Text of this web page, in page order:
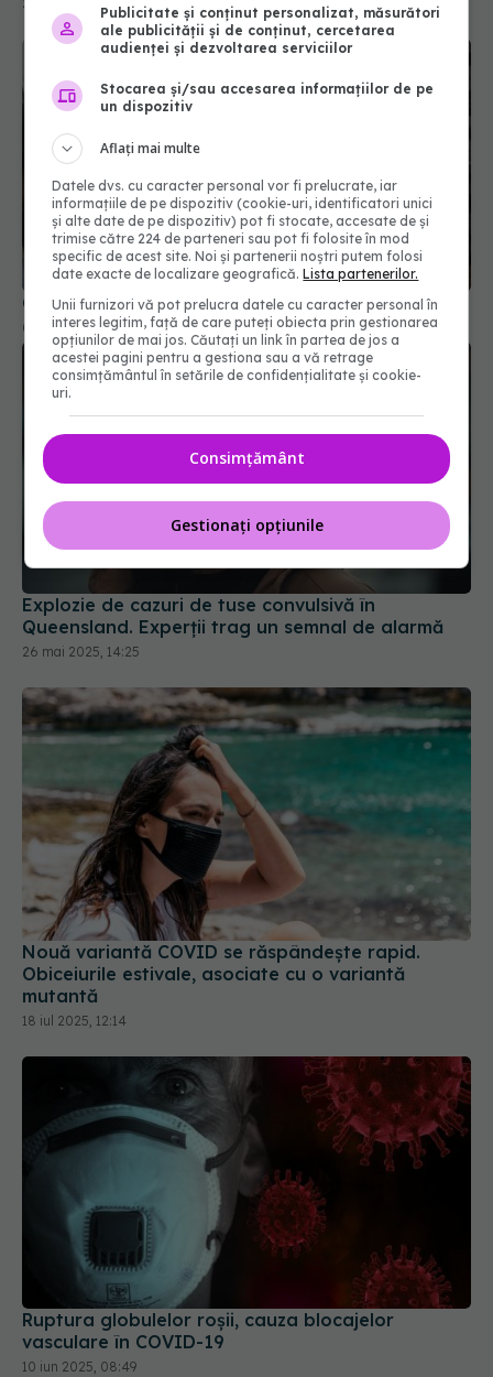
Cât de periculos este să stai pe vasul de toaletă
03 feb 2026, 11:04
Explozie de cazuri de tuse convulsivă în
Queensland. Experții trag un semnal de alarmă
26 mai 2025, 14:25
Nouă variantă COVID se răspândește rapid.
Obiceiurile estivale, asociate cu o variantă
mutantă
18 iul 2025, 12:14
Ruptura globulelor roșii, cauza blocajelor
vasculare în COVID-19
10 iun 2025, 08:49
Publicitate și conținut personalizat, măsurători
ale publicității și de conținut, cercetarea
audienței și dezvoltarea serviciilor
Stocarea și/sau accesarea informațiilor de pe
un dispozitiv
Aflați mai multe
Datele dvs. cu caracter personal vor fi prelucrate, iar
informațiile de pe dispozitiv (cookie-uri, identificatori unici
și alte date de pe dispozitiv) pot fi stocate, accesate de și
trimise către 224 de parteneri sau pot fi folosite în mod
specific de acest site. Noi și partenerii noștri putem folosi
date exacte de localizare geografică.Lista partenerilor.
Unii furnizori vă pot prelucra datele cu caracter personal în
interes legitim, față de care puteți obiecta prin gestionarea
opțiunilor de mai jos. Căutați un link în partea de jos a
acestei pagini pentru a gestiona sau a vă retrage
consimțământul în setările de confidențialitate și cookie-
uri.
Consimțământ
Gestionați opțiunile